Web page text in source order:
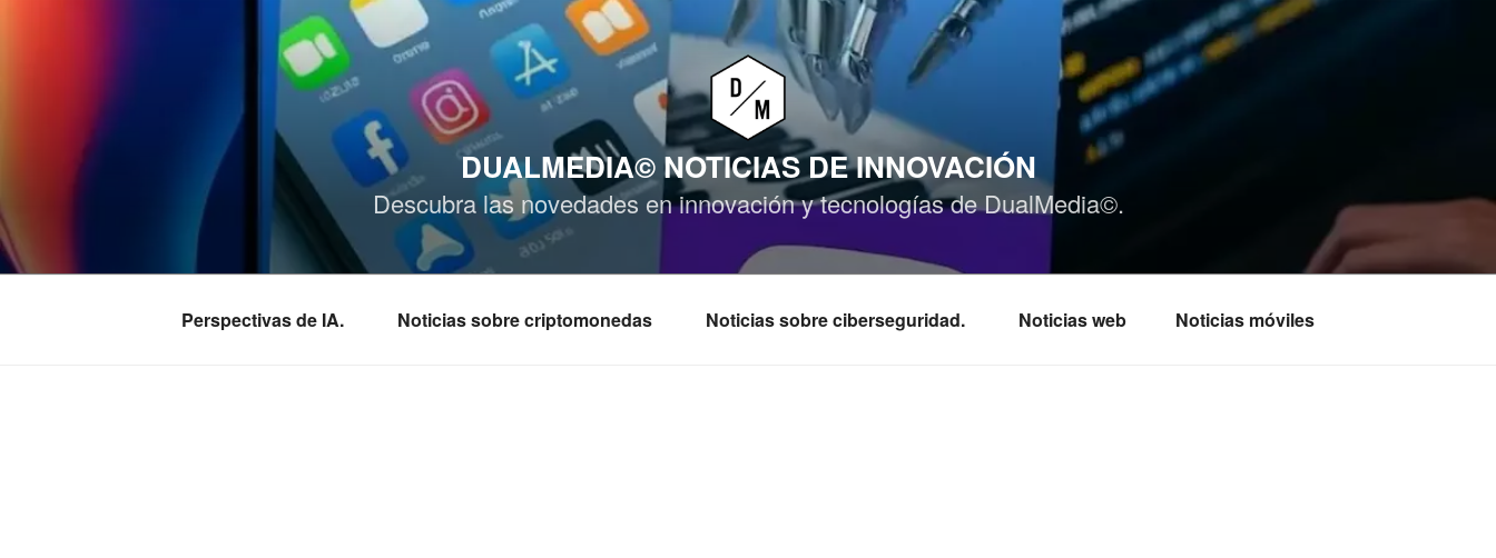
DUALMEDIA© NOTICIAS DE INNOVACIÓN
Descubra las novedades en innovación y tecnologías de DualMedia©.
Perspectivas de IA. Noticias sobre criptomonedas Noticias sobre ciberseguridad. Noticias web Noticias móviles